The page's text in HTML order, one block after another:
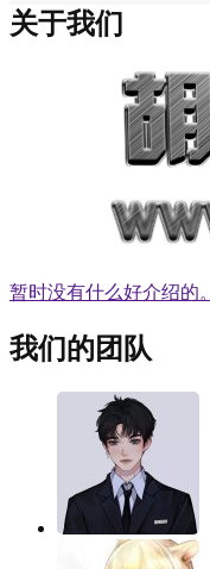
关于我们
暂时没有什么好介绍的。
我们的团队